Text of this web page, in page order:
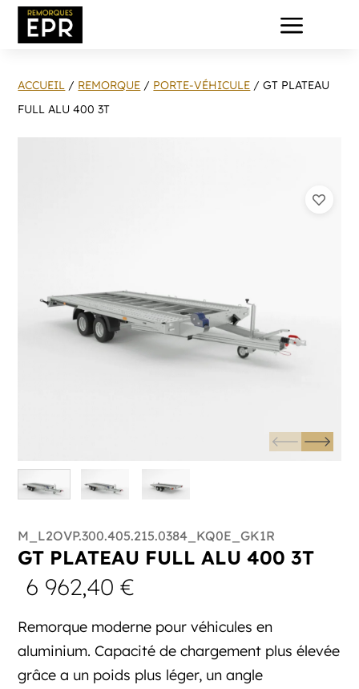
a
ACCUEIL / REMORQUE / PORTE-VÉHICULE / GT PLATEAU
FULL ALU 400 3T
M_L2OVP.300.405.215.0384_KQ0E_GK1R
GT PLATEAU FULL ALU 400 3T
6 962,40€
Remorque moderne pour véhicules en
aluminium. Capacité de chargement plus élevée
grâce a un poids plus léger, un angle